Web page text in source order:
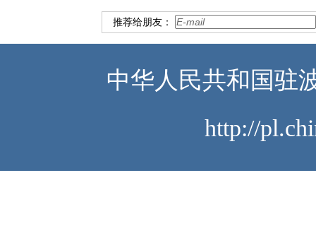
推荐给朋友：
中华人民共和国驻
http://